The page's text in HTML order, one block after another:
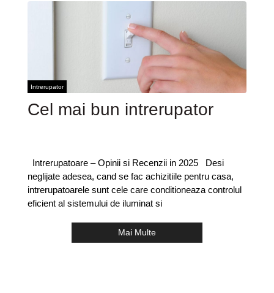
Intrerupator
Cel mai bun intrerupator
Intrerupatoare – Opinii si Recenzii in 2025 Desi
neglijate adesea, cand se fac achizitiile pentru casa,
intrerupatoarele sunt cele care conditioneaza controlul
eficient al sistemului de iluminat si
Mai Multe